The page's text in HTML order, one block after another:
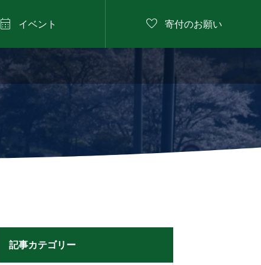
 イベント  寄付のお願い
2026年8月9日
にしたに野菜のバーベ

記事カテゴリー